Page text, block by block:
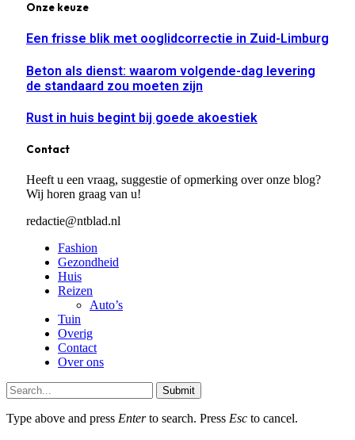
Onze keuze
Een frisse blik met ooglidcorrectie in Zuid-Limburg
Beton als dienst: waarom volgende-dag levering
de standaard zou moeten zijn
Rust in huis begint bij goede akoestiek
Contact
Heeft u een vraag, suggestie of opmerking over onze blog?
Wij horen graag van u!
redactie@ntblad.nl
Fashion
Gezondheid
Huis
Reizen
Auto’s
Tuin
Overig
Contact
Over ons
Submit
Type above and press Enterto search. Press Esc to cancel.